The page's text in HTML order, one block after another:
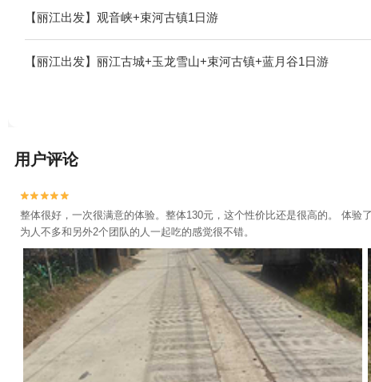
【丽江出发】观音峡+束河古镇1日游
【丽江出发】丽江古城+玉龙雪山+束河古镇+蓝月谷1日游
用户评论


整体很好，一次很满意的体验。整体130元，这个性价比还是很高的。 体
为人不多和另外2个团队的人一起吃的感觉很不错。